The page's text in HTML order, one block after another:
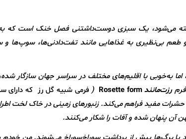
می‌شود، یک سبزی دوست‌داشتنی فصل خنک است که
بی‌نظیری به غذاهایی مانند تفت‌دادنی‌ها، سوپ‌ها و
به‌خوبی با اقلیم‌های مختلف در سراسر جهان سازگار
رزت‌مانند Rosette form
( فرمی شبیه گل رز که دارای
مفید فراهم می‌کند. زنبورهای زمینی در خاک لخت
آن پنهان شده و آفات را شکار می‌کنند.